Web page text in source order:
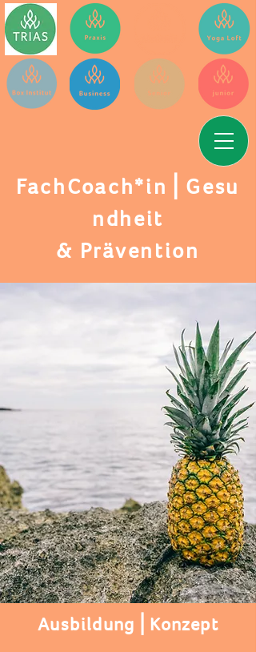
FachCoach*in⎪Gesu
ndheit
& Prävention
Ausbildung⎪Konzept